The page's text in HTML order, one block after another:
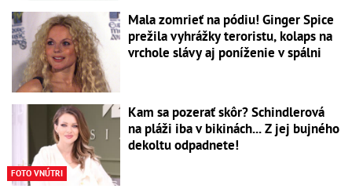
Mala zomrieť na pódiu! Ginger Spice
prežila vyhrážky teroristu, kolaps na
vrchole slávy aj poníženie v spálni
FOTO VNÚTRI
Kam sa pozerať skôr? Schindlerová
na pláži iba v bikinách... Z jej bujného
dekoltu odpadnete!